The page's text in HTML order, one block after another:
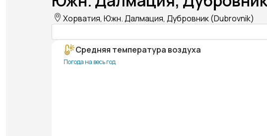
Хорватия, Южн. Далмация, Дубровник (Dubrovnik)
Средняя температура воздуха
Погода на весь год